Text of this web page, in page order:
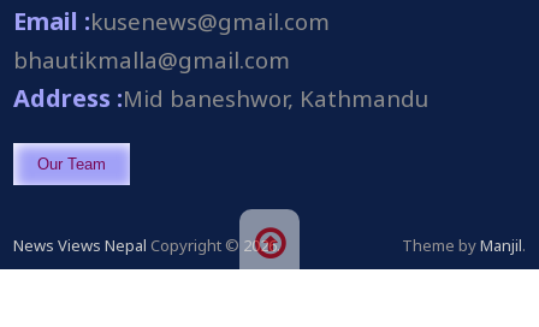
Email :kusenews@gmail.com
bhautikmalla@gmail.com
Address :Mid baneshwor, Kathmandu
Our Team
News Views Nepal Copyright © 2026. Theme byManjil.